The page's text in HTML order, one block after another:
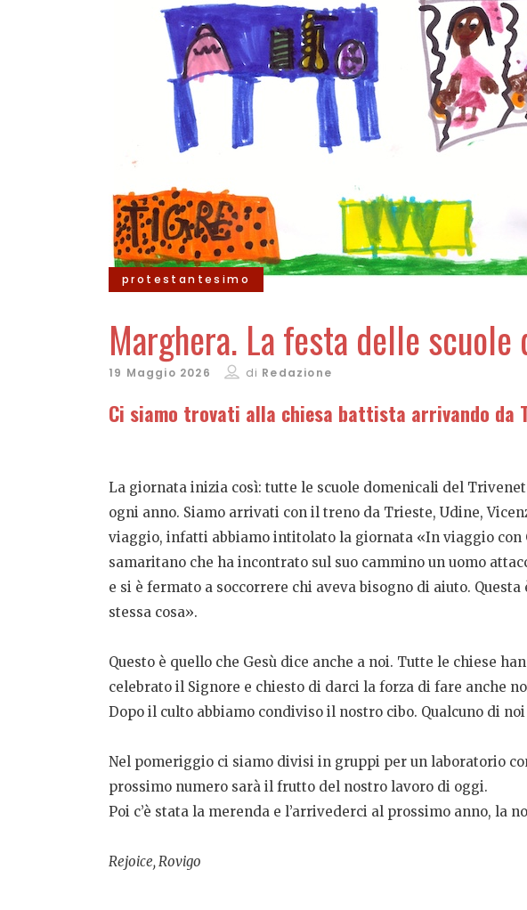
protestantesimo
Marghera. La festa delle
19 Maggio 2026 di Redazione
Ci siamo trovati alla chiesa battista arrivando da
La giornata inizia così: tutte le scuole domenicali del
ogni anno. Siamo arrivati con il treno da Trieste, Udine,
viaggio, infatti abbiamo intitolato la giornata «In viaggio con
samaritano che ha incontrato sul suo cammino un uomo
e si è fermato a soccorrere chi aveva bisogno di aiuto.
stessa cosa».
Questo è quello che Gesù dice anche a noi. Tutte le chiese
celebrato il Signore e chiesto di darci la forza di fare anche
Dopo il culto abbiamo condiviso il nostro cibo. Qualcuno di
Nel pomeriggio ci siamo divisi in gruppi per un laboratorio
prossimo numero sarà il frutto del nostro lavoro di oggi.
Poi c’è stata la merenda e l’arrivederci al prossimo anno, la
Rejoice, Rovigo